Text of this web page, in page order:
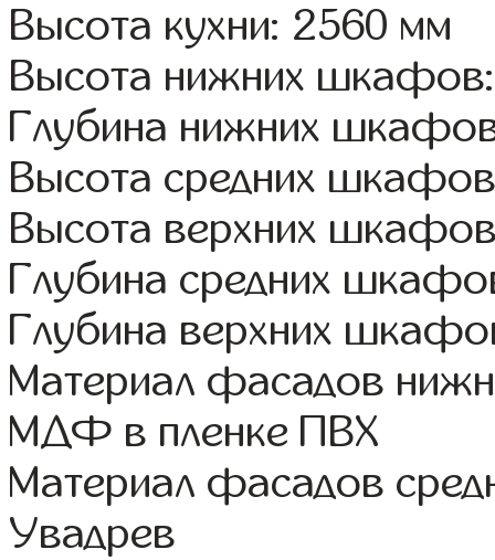
Высота кухни: 2560 мм
Высота нижних
Глубина нижних
Высота средних
Высота верхних
Глубина средних
Глубина верхних
Материал фасадов
МДФ в пленке ПВХ
Материал фасадов
Увадрев